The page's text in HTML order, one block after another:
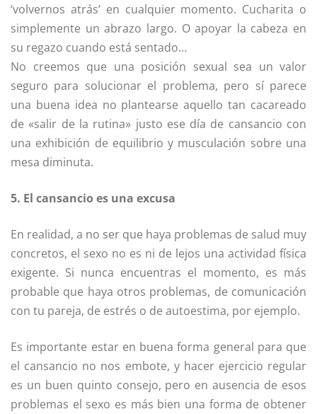
‘volvernos atrás’ en cualquier momento. Cucharita o
simplemente un abrazo largo. O apoyar la cabeza en
su regazo cuando está sentado…
No creemos que una posición sexual sea un valor
seguro para solucionar el problema, pero sí parece
una buena idea no plantearse aquello tan cacareado
de «salir de la rutina» justo ese día de cansancio con
una exhibición de equilibrio y musculación sobre una
mesa diminuta.
5. El cansancio es una excusa
En realidad, a no ser que haya problemas de salud muy
concretos, el sexo no es ni de lejos una actividad física
exigente. Si nunca encuentras el momento, es más
probable que haya otros problemas, de comunicación
con tu pareja, de estrés o de autoestima, por ejemplo.
Es importante estar en buena forma general para que
el cansancio no nos embote, y hacer ejercicio regular
es un buen quinto consejo, pero en ausencia de esos
problemas el sexo es más bien una forma de obtener